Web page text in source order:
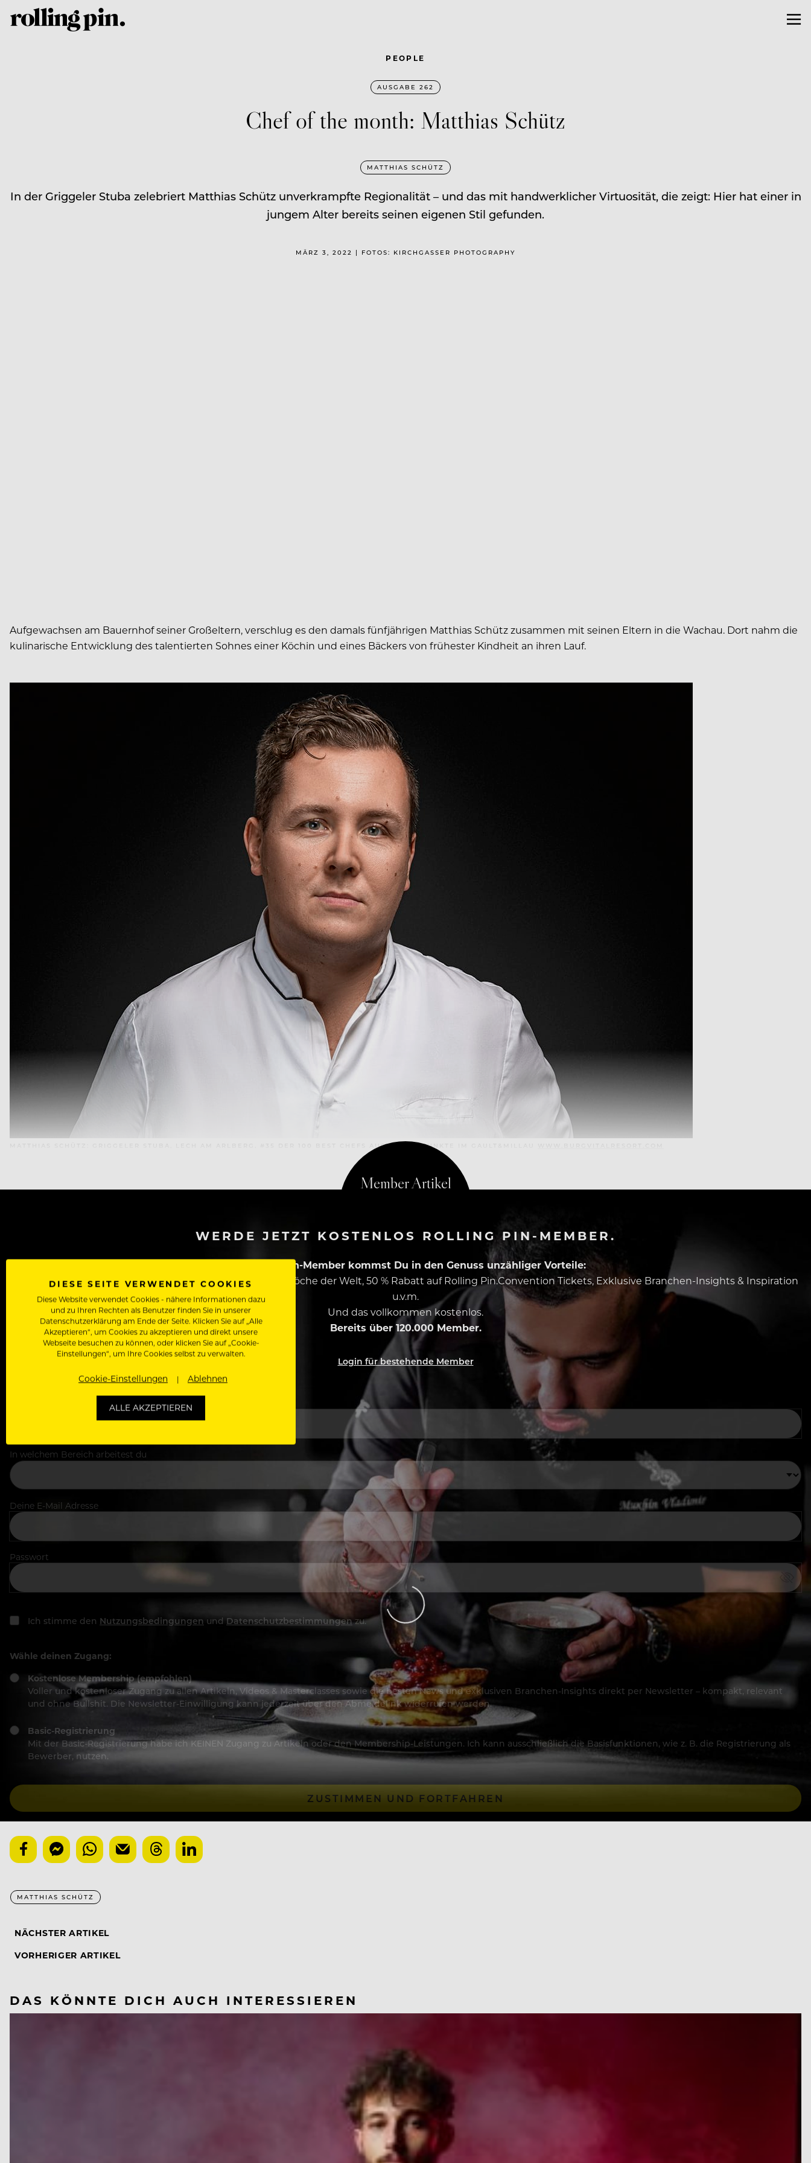
PEOPLE
AUSGABE 262
Chef of the month: Matthias Schütz
MATTHIAS SCHÜTZ
In der Griggeler Stuba zelebriert Matthias Schütz unverkrampfte Regionalität – und das mit handwerklicher Virtuosität, die zeigt: Hier hat einer in
jungem Alter bereits seinen eigenen Stil gefunden.
MÄRZ 3, 2022 | FOTOS: KIRCHGASSER PHOTOGRAPHY
Aufgewachsen am Bauernhof seiner Großeltern, verschlug es den damals fünfjährigen Matthias Schütz zusammen mit seinen Eltern in die Wachau. Dort nahm die
kulinarische Entwicklung des talentierten Sohnes einer Köchin und eines Bäckers von frühester Kindheit an ihren Lauf.
MATTHIAS SCHÜTZ: GRIGGELER STUBA, LECH AM ARLBERG, #35 DER 100 BEST CHEFS AUSTRIA, 18 PUNKTE IM GAULT&MILLAU
WERDE JETZT KOSTENLOS ROLLING PIN-MEMBER.
Als Rolling Pin-Member kommst Du in den Genuss unzähliger Vorteile:
Zugriff auf alle Artikel, Videos & Masterclasses der besten Köche der Welt, 50 % Rabatt auf Rolling Pin.Convention Tickets, Exklusive Branchen-Insights & Inspiration
u.v.m.
Und das vollkommen kostenlos.
Bereits über 120.000 Member.
Login für bestehende Member
In welchem Bereich arbeitest du
Deine E-Mail Adresse
Passwort
Ich stimme den Nutzungsbedingungen und Datenschutzbestimmungenzu.
Wähle deinen Zugang:
Kostenlose Membership (empfohlen)
Voller und kostenloser Zugang zu allen Artikeln, Videos & Masterclasses sowie die besten News und exklusiven Branchen-Insights direkt per Newsletter – kompakt, relevant
und ohne Bullshit. Die Newsletter-Einwilligung kann jederzeit über den Abmeldelink widerrufen werden.
Basic-Registrierung
Mit der Basic-Registrierung habe ich KEINEN Zugang zu Artikeln oder den Membership-Leistungen. Ich kann ausschließlich die Basisfunktionen, wie z. B. die Registrierung als
Bewerber, nutzen.
ZUSTIMMEN UND FORTFAHREN
MATTHIAS SCHÜTZ
NÄCHSTER ARTIKEL
VORHERIGER ARTIKEL
DAS KÖNNTE DICH AUCH INTERESSIEREN
DIESE SEITE VERWENDET COOKIES
Diese Website verwendet Cookies - nähere Informationen dazu
und zu Ihren Rechten als Benutzer finden Sie in unserer
Datenschutzerklärung am Ende der Seite. Klicken Sie auf „Alle
Akzeptieren“, um Cookies zu akzeptieren und direkt unsere
Webseite besuchen zu können, oder klicken Sie auf „Cookie-
Einstellungen“, um Ihre Cookies selbst zu verwalten.
Cookie-Einstellungen Ablehnen
ALLE AKZEPTIEREN